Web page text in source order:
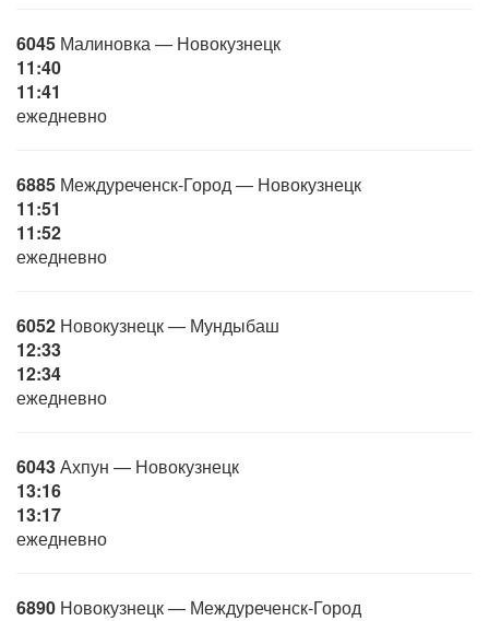
6045 Малиновка — Новокузнецк
11:40
11:41
ежедневно
6885 Междуреченск-Город — Новокузнецк
11:51
11:52
ежедневно
6052 Новокузнецк — Мундыбаш
12:33
12:34
ежедневно
6043Ахпун — Новокузнецк
13:16
13:17
ежедневно
6890 Новокузнецк — Междуреченск-Город